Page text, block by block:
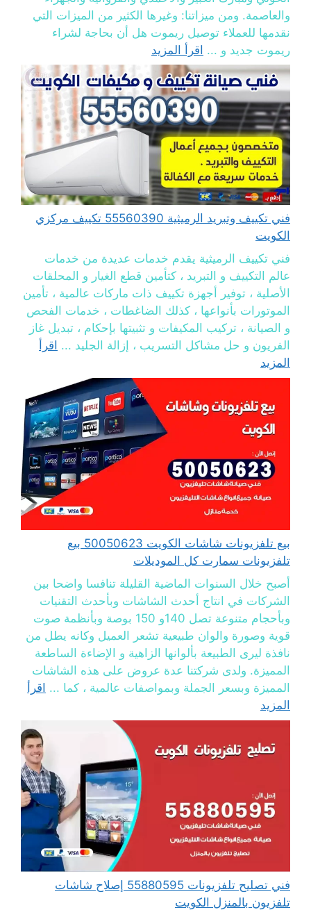
والعاصمة. ومن ميزاتنا: وغيرها الكثير من الميزات التي
نقدمها للعملاء توصيل ريموت هل أن بحاجة لشراء
ريموت جديد و ... اقرأ المزيد
فني تكييف وتبريد الرميثية 55560390 تكييف مركزي
الكويت
فني تكييف الرميثية يقدم خدمات عديدة من خدمات
عالم التكييف و التبريد ، كتأمين قطع الغيار و المحلقات
الأصلية ، توفير أجهزة تكييف ذات ماركات عالمية ، تأمين
الموتورات بأنواعها ، كذلك الضاغطات ، خدمات الفحص
و الصيانة ، تركيب المكيفات و تثبيتها بإحكام ، تبديل غاز
الفريون و حل مشاكل التسريب ، إزالة الجليد ... اقرأ
المزيد
بيع تلفزيونات شاشات الكويت 50050623 بيع
تلفزيونات سمارت كل الموديلات
أصبح خلال السنوات الماضية القليلة تنافسا واضحا بين
الشركات في انتاج أحدث الشاشات وبأحدث التقنيات
وبأحجام متنوعة تصل 140و 150 بوصة وبأنظمة صوت
قوية وصورة والوان طبيعية تشعر العميل وكانه يطل من
نافذة ليرى الطبيعة بألوانها الزاهية و الإضاءة الساطعة
المميزة. ولدى شركتنا عدة عروض على هذه الشاشات
المميزة وبسعر الجملة وبمواصفات عالمية ، كما ... اقرأ
المزيد
فني تصليح تلفزيونات 55880595 إصلاح شاشات
تلفزيون بالمنزل الكويت